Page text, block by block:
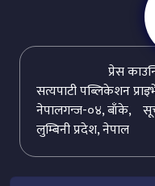
प्रेस
सत्यपाटी पब्लिकेशन
नेपालगन्ज-०४, बाँके,
लुम्बिनी प्रदेश, नेपाल